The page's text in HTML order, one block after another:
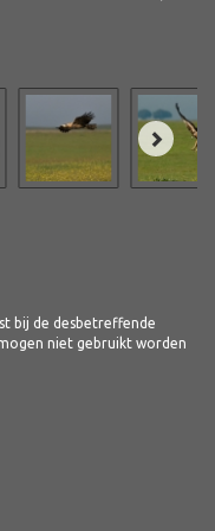
bij de desbetreffende
niet gebruikt worden